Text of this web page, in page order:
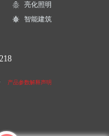
亮化照明
智能建筑
产品参数解释声明